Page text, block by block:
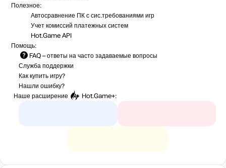
Полезное:
Автосравнение ПК с сис.требованиями игр
Учет комиссий платежных систем
Hot.Game API
Помощь:
FAQ – ответы на часто задаваемые вопросы
Служба поддержки
Как купить игру?
Нашли ошибку?
Наше расширение
Hot.Game+: